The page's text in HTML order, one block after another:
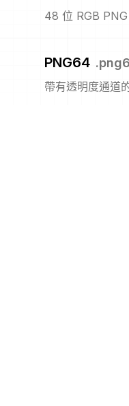
48 位 RGB
PNG64 .
帶有透明度通道